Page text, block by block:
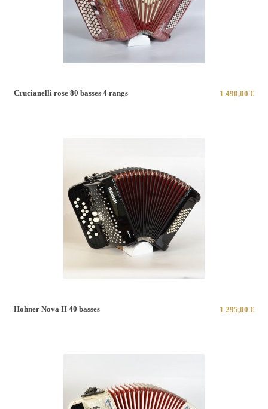
Crucianelli rose 80 basses 4 rangs 1 490,00 €
Hohner Nova II 40 basses 1 295,00 €